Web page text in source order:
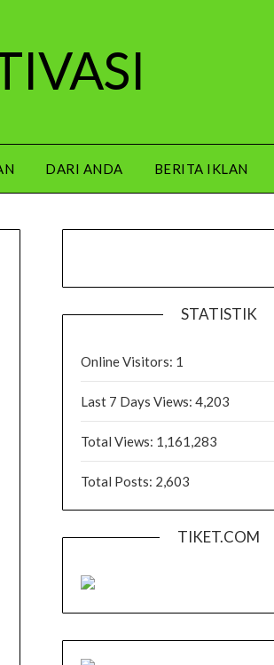
DARI ANDA BERITA IKLAN
STATISTIK
Online Visitors: 1
Last 7 Days Views: 4,203
Total Views: 1,161,283
Total Posts: 2,603
TIKET.COM